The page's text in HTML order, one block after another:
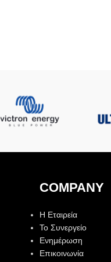
COMPANY
Η Εταιρεία
Το Συνεργείο
Ενημέρωση
Επικοινωνία